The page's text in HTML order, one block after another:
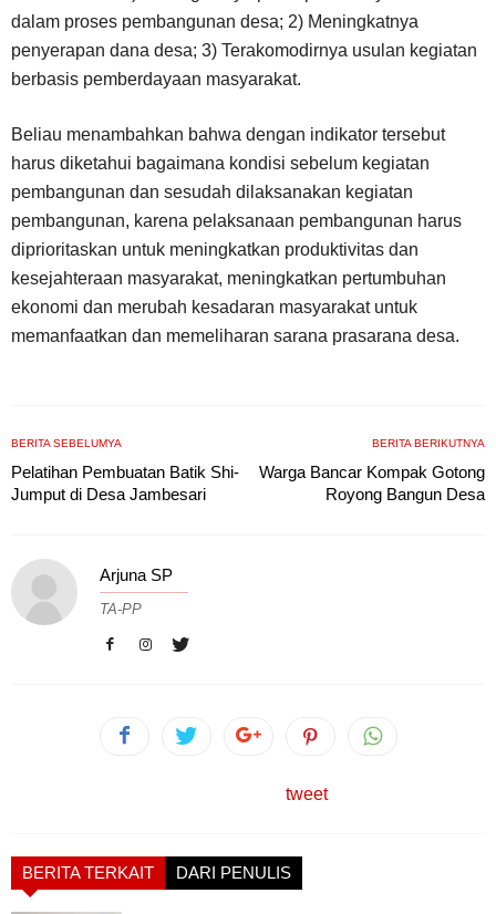
dalam proses pembangunan desa; 2) Meningkatnya
penyerapan dana desa; 3) Terakomodirnya usulan kegiatan
berbasis pemberdayaan masyarakat.
Beliau menambahkan bahwa dengan indikator tersebut
harus diketahui bagaimana kondisi sebelum kegiatan
pembangunan dan sesudah dilaksanakan kegiatan
pembangunan, karena pelaksanaan pembangunan harus
diprioritaskan untuk meningkatkan produktivitas dan
kesejahteraan masyarakat, meningkatkan pertumbuhan
ekonomi dan merubah kesadaran masyarakat untuk
memanfaatkan dan memeliharan sarana prasarana desa.
BERITA SEBELUMYA
Pelatihan Pembuatan Batik Shi-
Jumput di Desa Jambesari
BERITA BERIKUTNYA
Warga Bancar Kompak Gotong
Royong Bangun Desa
Arjuna SP
TA-PP
tweet
BERITA TERKAIT DARI PENULIS